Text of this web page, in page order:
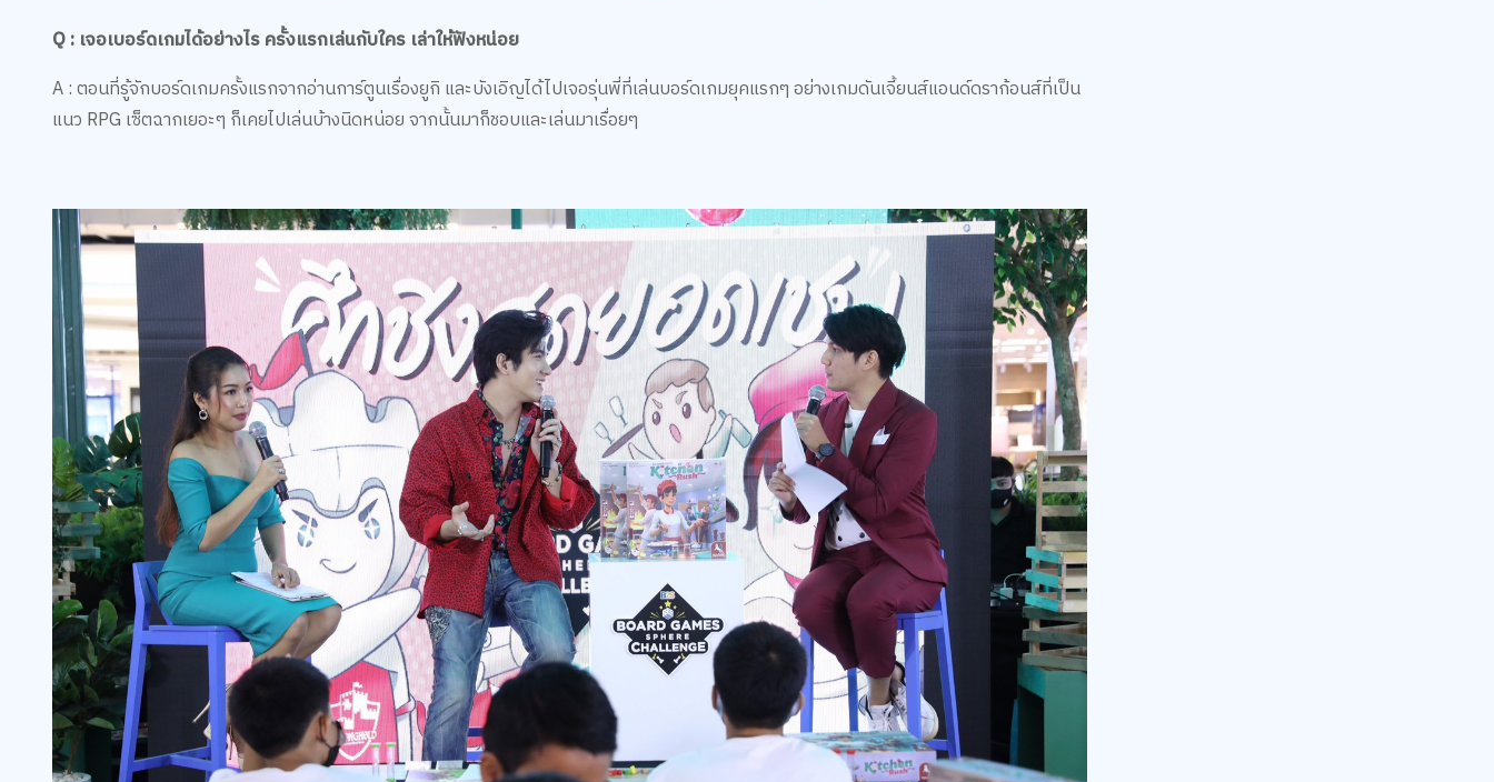
Q : เจอเบอร์ดเกมได้อย่างไร ครั้งแรกเล่นกับใคร เล่าให้ฟังหน่อย
A : ตอนที่รู้จักบอร์ดเกมครั้งแรกจากอ่านการ์ตูนเรื่องยูกิ และบังเอิญได้ไปเจอรุ่นพี่ที่เล่นบอร์ดเกมยุคแรกๆ อย่างเกมดันเจี้ยนส์แอนด์ดราก้อนส์ที่เป็น
แนว RPG เซ็ตฉากเยอะๆ ก็เคยไปเล่นบ้างนิดหน่อย จากนั้นมาก็ชอบและเล่นมาเรื่อยๆ